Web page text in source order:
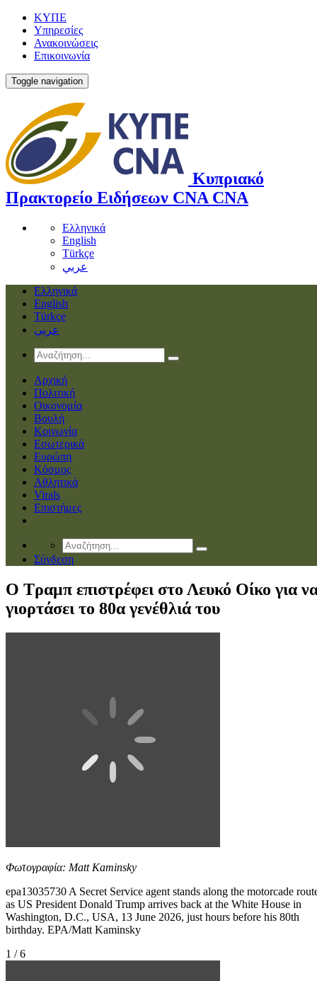
ΚΥΠΕ
Υπηρεσίες
Ανακοινώσεις
Επικοινωνία
Toggle navigation
Κυπριακό
Πρακτορείο Ειδήσεων CNA CNA
Ελληνικά
English
Türkçe
عربي
Ελληνικά
English
Türkçe
عربي
Αρχική
Πολιτική
Οικονομία
Βουλή
Κοινωνία
Εσωτερικά
Ευρώπη
Κόσμος
Αθλητικά
Virals
Επιστήμες
Σύνδεση
Ο Τραμπ επιστρέφει στο Λευκό Οίκο για
γιορτάσει το 80α γενέθλιά του
Φωτογραφία: Matt Kaminsky
epa13035730 A Secret Service agent stands along the motorcade
as US President Donald Trump arrives back at the White House in
Washington, D.C., USA, 13 June 2026, just hours before his 80th
birthday. EPA/Matt Kaminsky
1 / 6